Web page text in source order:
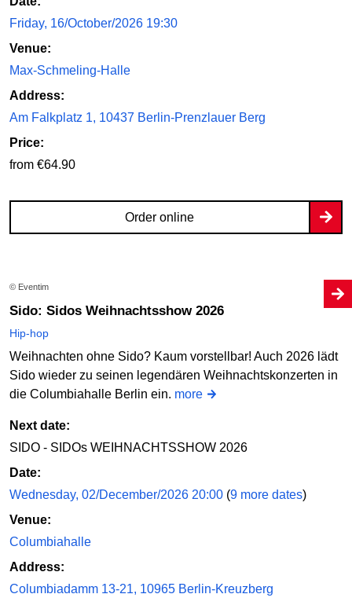
Friday, 16/October/2026 19:30
Venue:
Max-Schmeling-Halle
Address:
Am Falkplatz 1, 10437 Berlin-Prenzlauer Berg
Price:
from €64.90
Order online
© Eventim
Sido: Sidos Weihnachtsshow 2026
Hip-hop
Weihnachten ohne Sido? Kaum vorstellbar! Auch 2026 lädt
Sido wieder zu seinen legendären Weihnachtskonzerten in
die Columbiahalle Berlin ein. more
Next date:
SIDO - SIDOs WEIHNACHTSSHOW 2026
Date:
Wednesday, 02/December/2026 20:00 (9 more dates)
Venue:
Columbiahalle
Address:
Columbiadamm 13-21, 10965 Berlin-Kreuzberg